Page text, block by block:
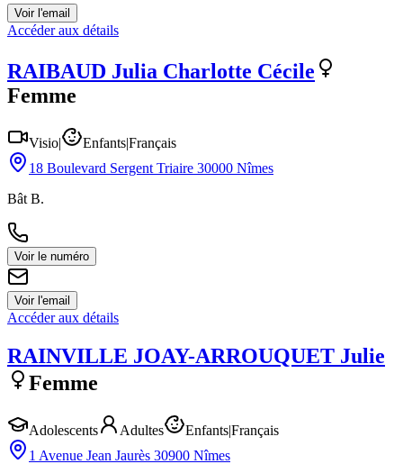
Voir l'email
Accéder aux détails
RAIBAUD Julia Charlotte Cécile
Femme
Visio| Enfants|Français
18 Boulevard Sergent Triaire 30000 Nîmes
Bât B.
Voir le numéro
Voir l'email
Accéder aux détails
RAINVILLE JOAY-ARROUQUET Julie
Femme
Adolescents Adultes Enfants|Français
1 Avenue Jean Jaurès 30900 Nîmes